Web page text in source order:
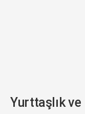
Yurttaşlık ve